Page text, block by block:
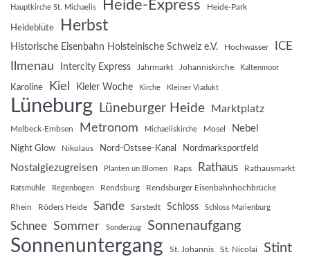
Hauptkirche St. Michaelis Heide-Express Heide-Park
Heideblüte Herbst
Historische Eisenbahn Holsteinische Schweiz e.V. Hochwasser ICE
Ilmenau Intercity Express Jahrmarkt Johanniskirche Kaltenmoor
Karoline Kiel Kieler Woche Kirche Kleiner Viadukt
Lüneburg Lüneburger Heide Marktplatz
Melbeck-Embsen Metronom Michaeliskirche Mosel Nebel
Night Glow Nikolaus Nord-Ostsee-Kanal Nordmarksportfeld
Nostalgiezugreisen Planten un Blomen Raps Rathaus Rathausmarkt
Ratsmühle Regenbogen Rendsburg Rendsburger Eisenbahnhochbrücke
Rhein Röders Heide Sande Sarstedt Schloss Schloss Marienburg
Schnee Sommer Sonderzug Sonnenaufgang
Sonnenuntergang St. Johannis St. Nicolai Stint